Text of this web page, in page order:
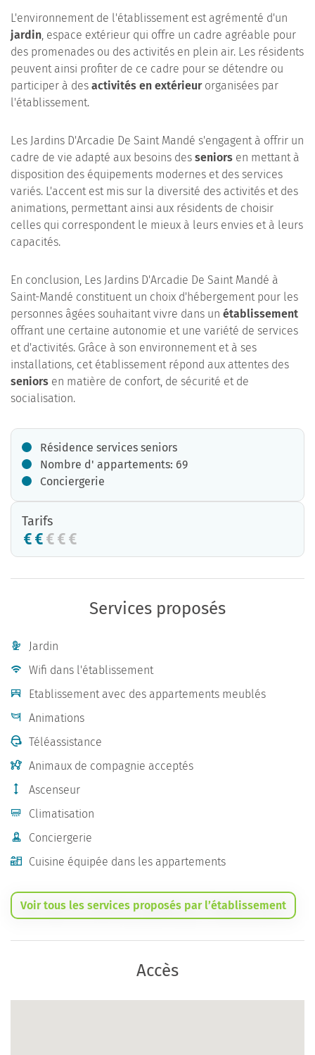
L'environnement de l'établissement est agrémenté d'un
jardin, espace extérieur qui offre un cadre agréable pour
des promenades ou des activités en plein air. Les résidents
peuvent ainsi profiter de ce cadre pour se détendre ou
participer à des activités en extérieurorganisées par
l'établissement.
Les Jardins D'Arcadie De Saint Mandé s'engagent à offrir un
cadre de vie adapté aux besoins des seniors en mettant à
disposition des équipements modernes et des services
variés. L'accent est mis sur la diversité des activités et des
animations, permettant ainsi aux résidents de choisir
celles qui correspondent le mieux à leurs envies et à leurs
capacités.
En conclusion, Les Jardins D'Arcadie De Saint Mandé à
Saint-Mandé constituent un choix d'hébergement pour les
personnes âgées souhaitant vivre dans un établissement
offrant une certaine autonomie et une variété de services
et d'activités. Grâce à son environnement et à ses
installations, cet établissement répond aux attentes des
seniors en matière de confort, de sécurité et de
socialisation.
Résidence services seniors
Nombre d' appartements: 69
Conciergerie
Tarifs
Services proposés
Jardin
Wifi dans l'établissement
Etablissement avec des appartements meublés
Animations
Téléassistance
Animaux de compagnie acceptés
Ascenseur
Climatisation
Conciergerie
Cuisine équipée dans les appartements
Voir tous les services proposés par l’établissement
Accès